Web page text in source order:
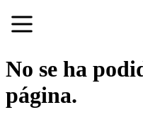
No se ha
página.